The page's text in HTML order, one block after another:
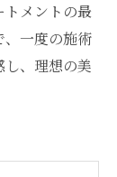
トメントの最
、一度の施術
、理想の美